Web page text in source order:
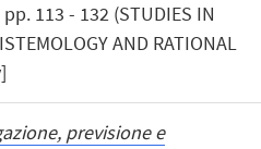
113 - 132 (STUDIES IN
AND RATIONAL
previsione e